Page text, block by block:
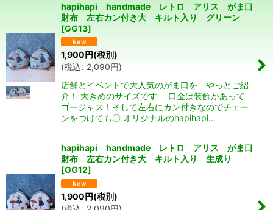
並び順:
絞り込む
hapihapi handmade レトロ アリス がま口
財布 左右カン付き大 キルト入り グリーン
[GG13]
1,900 円(税別)
(税込: 2,090円)
店舗とイベントで大人気のがま口を やっとご紹
介！ 大きめのサイズです 口金は装飾があって
ゴージャス！そして左右にカン付きなのでチェー
ンをつけても〇 オリジナルのhapihapi…
hapihapi handmade レトロ アリス がま口
財布 左右カン付き大 キルト入り 生成り
[GG12]
1,900円(税別)